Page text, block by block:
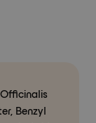
Benzyl